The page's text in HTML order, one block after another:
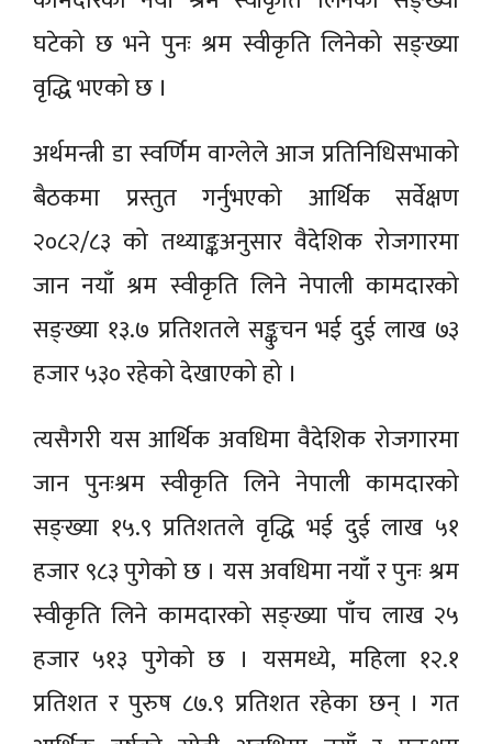
घटेको छ भने पुनः श्रम स्वीकृति लिनेको सङ्ख्या
वृद्धि भएको छ ।
अर्थमन्त्री डा स्वर्णिम वाग्लेले आज प्रतिनिधिसभाको
बैठकमा प्रस्तुत गर्नुभएको आर्थिक सर्वेक्षण
२०८२/८३ को तथ्याङ्कअनुसार वैदेशिक रोजगारमा
जान नयाँ श्रम स्वीकृति लिने नेपाली कामदारको
सङ्ख्या १३.७ प्रतिशतले सङ्कुचन भई दुई लाख ७३
हजार ५३० रहेको देखाएको हो ।
त्यसैगरी यस आर्थिक अवधिमा वैदेशिक रोजगारमा
जान पुनःश्रम स्वीकृति लिने नेपाली कामदारको
सङ्ख्या १५.९ प्रतिशतले वृद्धि भई दुई लाख ५१
हजार ९८३ पुगेको छ । यस अवधिमा नयाँ र पुनः श्रम
स्वीकृति लिने कामदारको सङ्ख्या पाँच लाख २५
हजार ५१३ पुगेको छ । यसमध्ये, महिला १२.१
प्रतिशत र पुरुष ८७.९ प्रतिशत रहेका छन् । गत